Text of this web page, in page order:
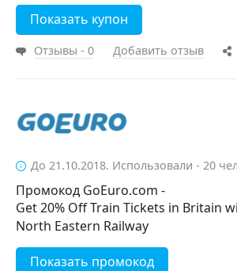
Показать купон
Отзывы - 0 Добавить отзыв
До 21.10.2018. Использовали - 20
Промокод GoEuro.com -
Get 20% Off Train Tickets in Britain
North Eastern Railway
Показать промокод